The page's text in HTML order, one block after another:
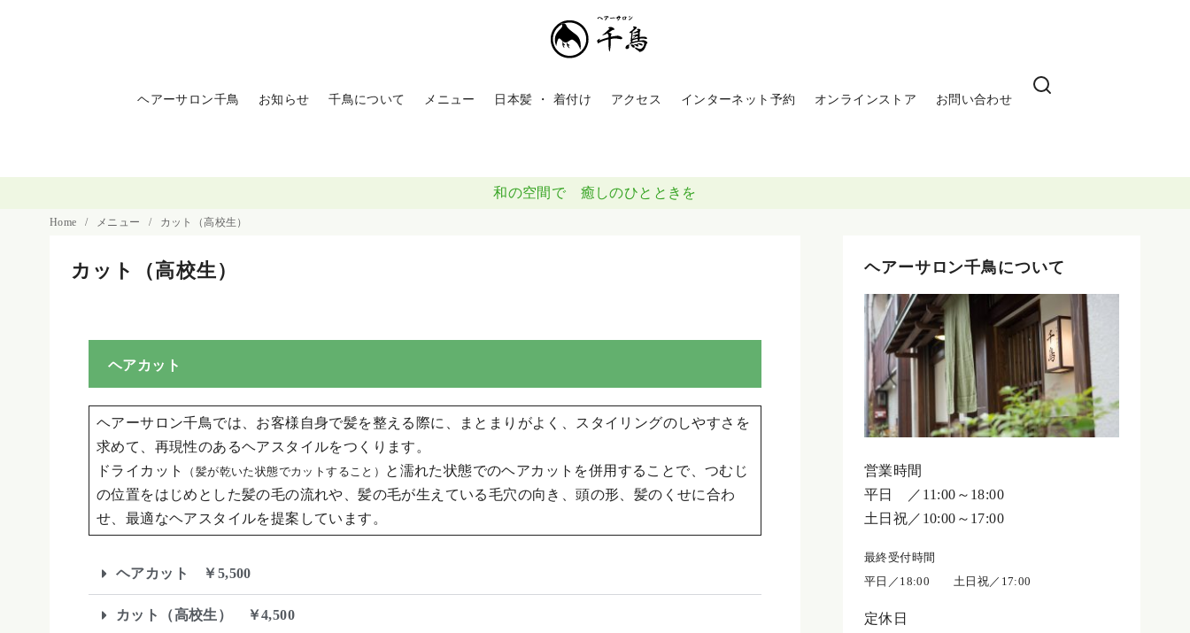
ヘアーサロン千鳥 お知らせ 千鳥について メニュー 日本髪 ・ 着付け アクセス インターネット予約 オンラインストア お問い合わせ
和の空間で 癒しのひとときを
Home メニュー カット（高校生）
カット（高校生）
ヘアカット
ヘアーサロン千鳥では、お客様自身で髪を整える際に、まとまりがよく、スタイリングのしやすさを
求めて、再現性のあるヘアスタイルをつくります。
ドライカット
（髪が乾いた状態でカットすること）
と濡れた状態でのヘアカットを併用することで、つむじ
の位置をはじめとした髪の毛の流れや、髪の毛が生えている毛穴の向き、頭の形、髪のくせに合わ
せ、最適なヘアスタイルを提案しています。
ヘアカット ￥5,500
カット（高校生） ￥4,500
ヘアーサロン千鳥について
営業時間
平日 ／11:00～18:00
土日祝／10:00～17:00
最終受付時間
平日／18:00 土日祝／17:00
定休日